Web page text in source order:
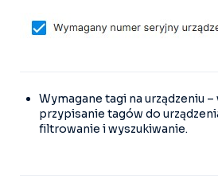
Wymagane tagi na urządzeniu –
przypisanie tagów do
filtrowanie i wyszukiwanie.